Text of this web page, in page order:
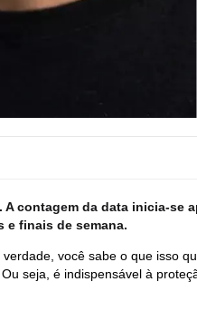
contagem da data inicia-
e finais de semana.
você sabe o que isso
seja, é indispensável à